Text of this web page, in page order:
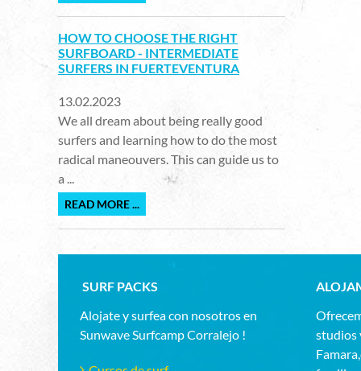
HOW TO CHOOSE THE RIGHT
SURFBOARD - INTERMEDIATE
SURFERS IN FUERTEVENTURA
13.02.2023
We all dream about being really good
surfers and learning how to do the most
radical maneouvers. This can guide us to
a ...
READ MORE ...
SURF PACKS
Alojate y surfea con nosotros en
Sunwave Surfcamp Corralejo !
studios